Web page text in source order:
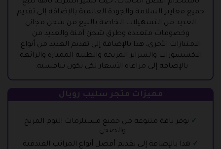
جميع معايير السلامة والجودة العالمية بالإضافة إلى تقديم
العديد من التسهيلات الخاصة بالبيع من شحن مجانى
وخصومات متعددة وطرق شحن آمنة والعديد من
الامتيازات الأخرى، هذا بالإضافة إلى تقديم العديد من أنواع
الاكسسورات والسراير المريحة والطبية الممتازة والرائعة
بالإضافة إلى مراعاة الأسعار لكي تكون تنافسية.
مميزات متجر سليب رويال
يوفر باقة متنوعة من جميع مستلزمات النوم المريخ
والصحي.
هذا بالإضافة إلى تقديم أفضل أنواع المراتب الفندقية